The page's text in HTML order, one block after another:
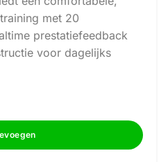
met 20
prestatiefeedback
voor dagelijks
- Traploper - D007 aantal